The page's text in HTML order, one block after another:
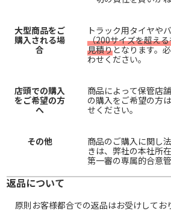
大型商品をご
購入される場
合
トラック用タイヤや
（200サイズを超え
見積りとなります。
わせください。
店頭での購入
をご希望の方
へ
商品によって保管店
の購入をご希望の方
せください。
その他
商品のご購入に関し
きは、弊社の本社所
第一審の専属的合意
返品について
原則お客様都合での返品はお受けしてお